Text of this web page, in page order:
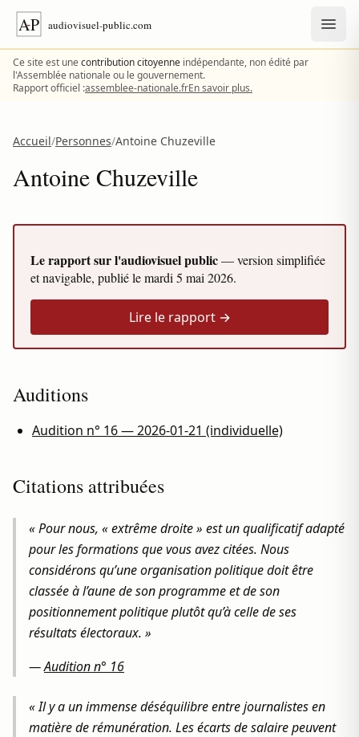
Aller au contenu
Ce site est unecontribution citoyenne indépendante, non édité par
l'Assemblée nationale ou le gouvernement.
Rapport officiel :assemblee-nationale.frEn savoir plus.
Accueil/Personnes/Antoine Chuzeville
Antoine Chuzeville
Le rapport sur l'audiovisuel public— version simplifiée
et navigable, publié lemardi 5 mai 2026.
Lire le rapport →
Auditions
Audition n° 16 — 2026-01-21 (individuelle)
Citations attribuées
« Pour nous, « extrême droite » est un qualificatif adapté
pour les formations que vous avez citées. Nous
considérons qu’une organisation politique doit être
classée à l’aune de son programme et de son
positionnement politique plutôt qu’à celle de ses
résultats électoraux. »
—Audition n° 16
« Il y a un immense déséquilibre entre journalistes en
matière de rémunération. Les écarts de salaire peuvent